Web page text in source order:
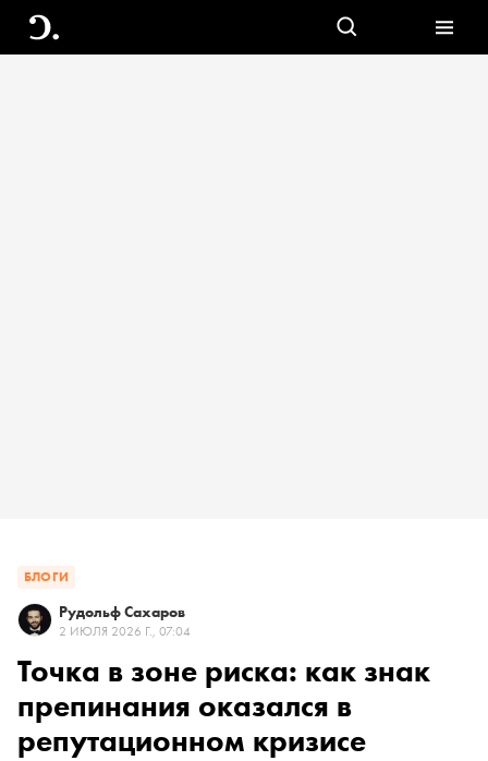
БЛОГИ
Рудольф Сахаров
2 ИЮЛЯ 2026 Г., 07:04
Точка в зоне риска: как знак
препинания оказался в
репутационном кризисе